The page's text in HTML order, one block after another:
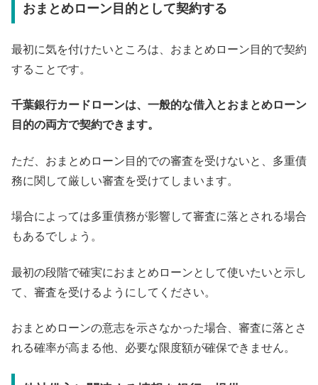
おまとめローン目的として契約する
最初に気を付けたいところは、おまとめローン目的で契約
することです。
千葉銀行カードローンは、一般的な借入とおまとめローン
目的の両方で契約できます。
ただ、おまとめローン目的での審査を受けないと、多重債
務に関して厳しい審査を受けてしまいます。
場合によっては多重債務が影響して審査に落とされる場合
もあるでしょう。
最初の段階で確実におまとめローンとして使いたいと示し
て、審査を受けるようにしてください。
おまとめローンの意志を示さなかった場合、審査に落とさ
れる確率が高まる他、必要な限度額が確保できません。